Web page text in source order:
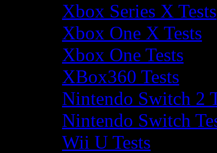
Xbox Series X Tests
Xbox One X Tests
Xbox One Tests
XBox360 Tests
Nintendo Switch 2
Nintendo Switch
Wii U Tests